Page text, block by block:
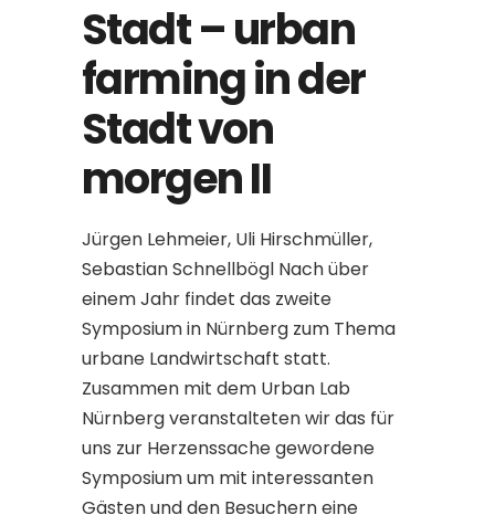
Stadt – urban
farming in der
Stadt von
morgen II
Jürgen Lehmeier, Uli Hirschmüller,
Sebastian Schnellbögl Nach über
einem Jahr findet das zweite
Symposium in Nürnberg zum Thema
urbane Landwirtschaft statt.
Zusammen mit dem Urban Lab
Nürnberg veranstalteten wir das für
uns zur Herzenssache gewordene
Symposium um mit interessanten
Gästen und den Besuchern eine